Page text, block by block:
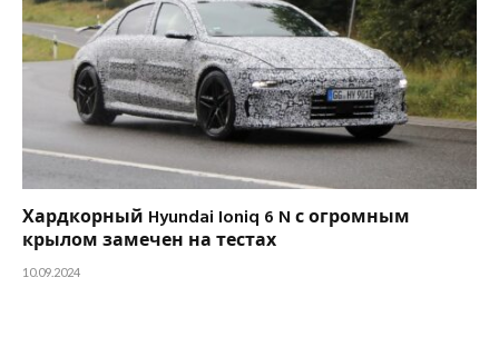
Хардкорный Hyundai Ioniq 6 N с огромным
крылом замечен на тестах
10.09.2024